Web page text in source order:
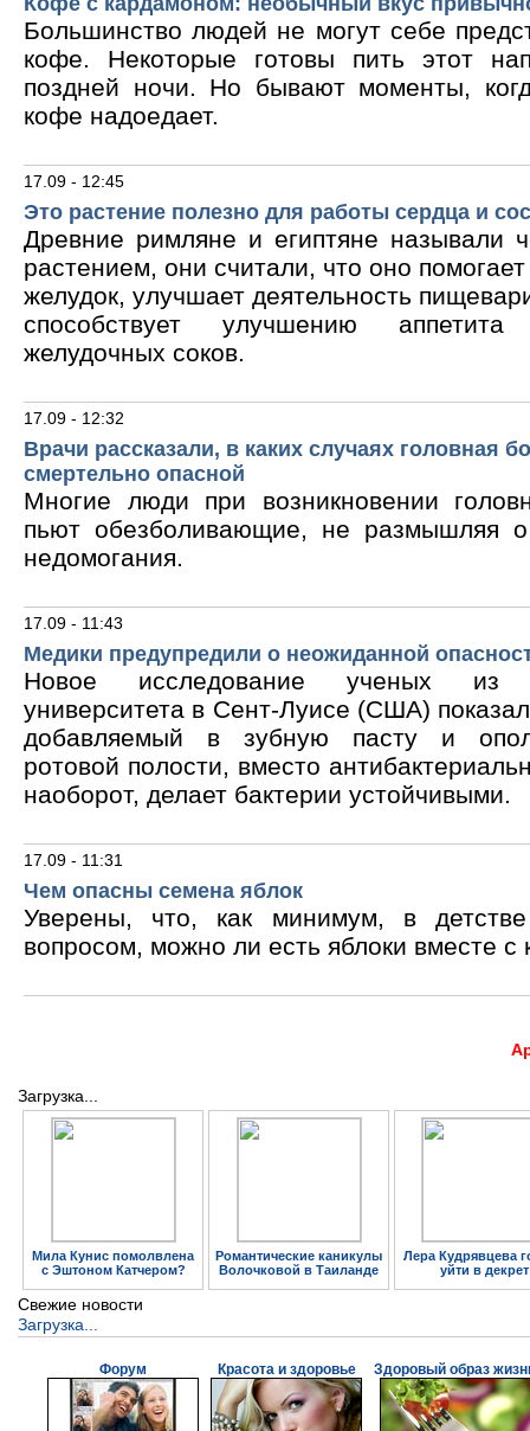
Большинство людей не могут себе
кофе. Некоторые готовы пить этот
поздней ночи. Но бывают моменты,
кофе надоедает.
17.09 - 12:45
Это растение полезно для работы сердца и
Древние римляне и египтяне называли
растением, они считали, что оно
желудок, улучшает деятельность
способствует улучшению
желудочных соков.
17.09 - 12:32
Врачи рассказали, в каких случаях головная
смертельно опасной
Многие люди при возникновении
пьют обезболивающие, не размышляя о
недомогания.
17.09 - 11:43
Медики предупредили о неожиданной
Новое исследование ученых из
университета в Сент-Луисе (США)
добавляемый в зубную пасту и
ротовой полости, вместо
наоборот, делает бактерии устойчивыми.
17.09 - 11:31
Чем опасны семена яблок
Уверены, что, как минимум, в
вопросом, можно ли есть яблоки вместе с
Загрузка...
Мила Кунис помолвлена
с Эштоном Катчером?
Романтические каникулы
Волочковой в Таиланде
Лера Кудрявцева
уйти в декрет
Свежие новости
Загрузка...
Форум Красота и здоровье Здоровый образ